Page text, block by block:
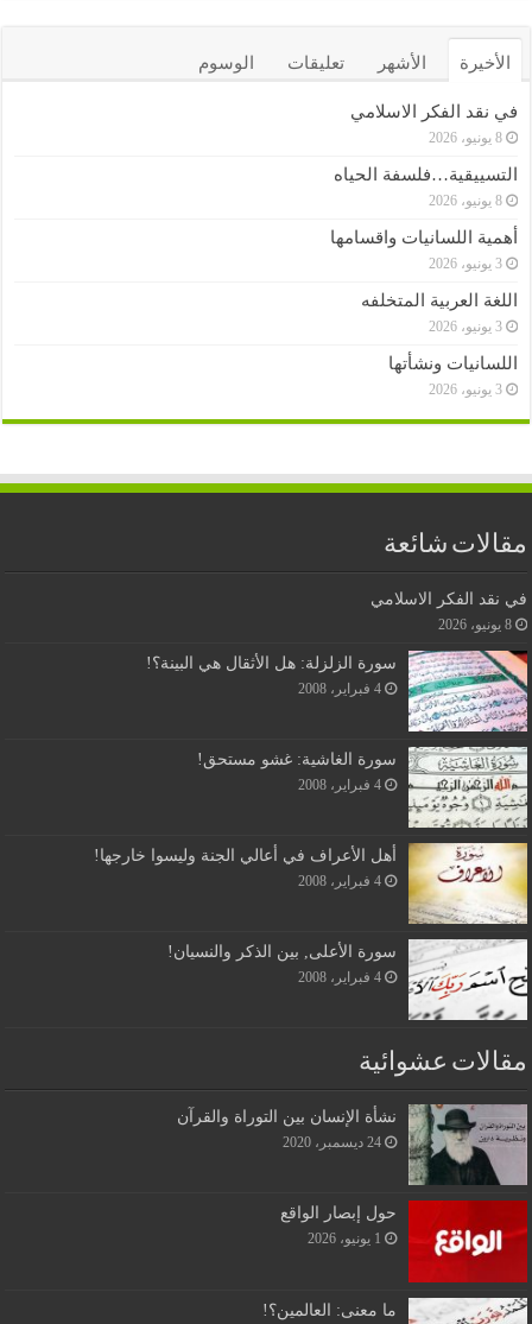
الأخيرة الأشهر تعليقات الوسوم
في نقد الفكر الاسلامي
8 يونيو، 2026
التسييقية…فلسفة الحياه
8 يونيو، 2026
أهمية اللسانيات واقسامها
3 يونيو، 2026
اللغة العربية المتخلفه
3 يونيو، 2026
اللسانيات ونشأتها
3 يونيو، 2026
مقالات شائعة
في نقد الفكر الاسلامي
8 يونيو، 2026
سورة الزلزلة: هل الأثقال هي البينة؟!
4 فبراير، 2008
سورة الغاشية: غشو مستحق!
4 فبراير، 2008
أهل الأعراف في أعالي الجنة وليسوا خارجها!
4 فبراير، 2008
سورة الأعلى, بين الذكر والنسيان!
4 فبراير، 2008
مقالات عشوائية
نشأة الإنسان بين التوراة والقرآن
24 ديسمبر، 2020
حول إبصار الواقع
1 يونيو، 2026
ما معنى: العالمين؟!